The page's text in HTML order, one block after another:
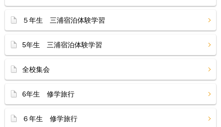
５年生 三浦宿泊体験学習
5年生 三浦宿泊体験学習
全校集会
6年生 修学旅行
６年生 修学旅行